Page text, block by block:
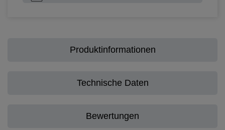
Produktinformationen
Technische Daten
Bewertungen